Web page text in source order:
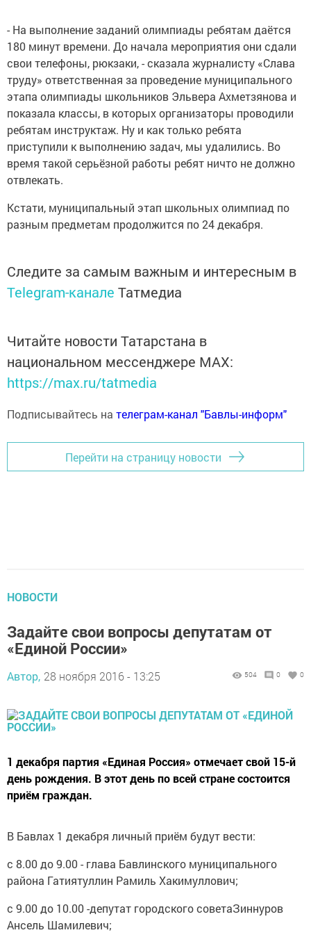
- На выполнение заданий олимпиады ребятам даётся
180 минут времени. До начала мероприятия они сдали
свои телефоны, рюкзаки, - сказала журналисту «Слава
труду» ответственная за проведение муниципального
этапа олимпиады школьников Эльвера Ахметзянова и
показала классы, в которых организаторы проводили
ребятам инструктаж. Ну и как только ребята
приступили к выполнению задач, мы удалились. Во
время такой серьёзной работы ребят ничто не должно
отвлекать.
Кстати, муниципальный этап школьных олимпиад по
разным предметам продолжится по 24 декабря.
Следите за самым важным и интересным в
Telegram-канале Татмедиа
Читайте новости Татарстана в
национальном мессенджере MАХ:
https://max.ru/tatmedia
Подписывайтесь на телеграм-канал "Бавлы-информ"
Перейти на страницу новости
НОВОСТИ
Задайте свои вопросы депутатам от
«Единой России»
Автор, 28 ноября 2016 - 13:25 504 0 0
1 декабря партия «Единая Россия» отмечает свой 15-й
день рождения. В этот день по всей стране состоится
приём граждан.
В Бавлах 1 декабря личный приём будут вести:
с 8.00 до 9.00 - глава Бавлинского муниципального
района Гатиятуллин Рамиль Хакимуллович;
с 9.00 до 10.00 -депутат городского советаЗиннуров
Ансель Шамилевич;